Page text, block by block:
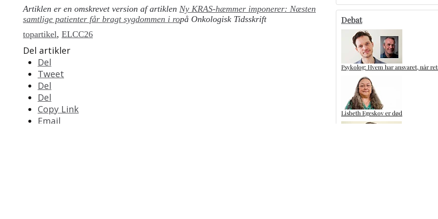
Artiklen er en omskrevet version af artiklen Ny KRAS-hæmmer imponerer: Næsten
samtlige patienter får bragt sygdommen i ropå Onkologisk Tidsskrift
topartikel, ELCC26
Del artikler
Del
Tweet
Del
Del
Copy Link
Email
Debat
Psykolog: Hvem har ansvaret, når
Lisbeth Egeskov er død